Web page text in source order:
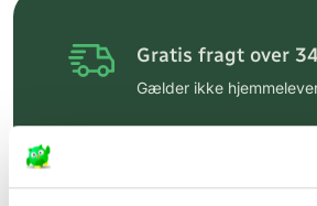
Gratis fragt over
Gælder ikke